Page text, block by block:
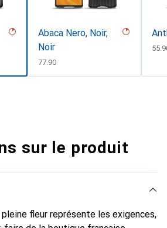
Abaca Nero, Noir,
Noir
CHF
77.90
CHF
sur le produit
fleur représente les exigences,